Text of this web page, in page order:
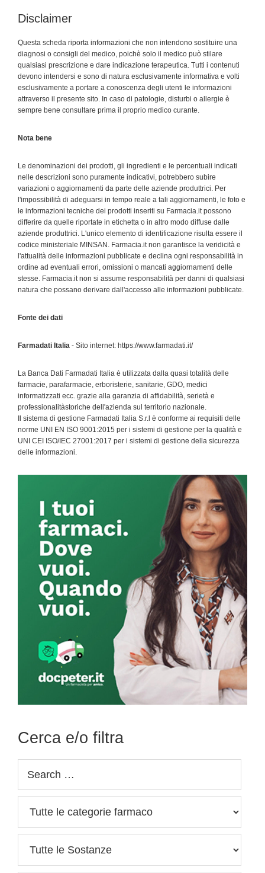
Disclaimer
Questa scheda riporta informazioni che non intendono sostituire una
diagnosi o consigli del medico, poichè solo il medico può stilare
qualsiasi prescrizione e dare indicazione terapeutica. Tutti i contenuti
devono intendersi e sono di natura esclusivamente informativa e volti
esclusivamente a portare a conoscenza degli utenti le informazioni
attraverso il presente sito. In caso di patologie, disturbi o allergie è
sempre bene consultare prima il proprio medico curante.
Nota bene
Le denominazioni dei prodotti, gli ingredienti e le percentuali indicati
nelle descrizioni sono puramente indicativi, potrebbero subire
variazioni o aggiornamenti da parte delle aziende produttrici. Per
l'impossibilità di adeguarsi in tempo reale a tali aggiornamenti, le foto e
le informazioni tecniche dei prodotti inseriti su Farmacia.it possono
differire da quelle riportate in etichetta o in altro modo diffuse dalle
aziende produttrici. L'unico elemento di identificazione risulta essere il
codice ministeriale MINSAN. Farmacia.it non garantisce la veridicità e
l'attualità delle informazioni pubblicate e declina ogni responsabilità in
ordine ad eventuali errori, omissioni o mancati aggiornamenti delle
stesse. Farmacia.it non si assume responsabilità per danni di qualsiasi
natura che possano derivare dall'accesso alle informazioni pubblicate.
Fonte dei dati
Farmadati Italia - Sito internet: https://www.farmadati.it/
La Banca Dati Farmadati Italia è utilizzata dalla quasi totalità delle
farmacie, parafarmacie, erboristerie, sanitarie, GDO, medici
informatizzati ecc. grazie alla garanzia di affidabilità, serietà e
professionalitàstoriche dell'azienda sul territorio nazionale.
Il sistema di gestione Farmadati Italia S.r.l è conforme ai requisiti delle
norme UNI EN ISO 9001:2015 per i sistemi di gestione per la qualità e
UNI CEI ISO/IEC 27001:2017 per i sistemi di gestione della sicurezza
delle informazioni.
Sidebar
Cerca e/o filtra